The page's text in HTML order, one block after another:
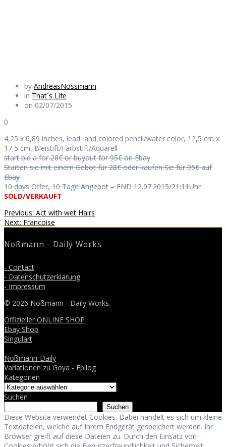
by AndreasNossmann
in That´s Life
on 02/07/2015
0
4,25 x 6,89 inches, lead and colored pencil/water color, 12,5 cm x
17,5 cm, Bleistift/Farbstift/Aquarell
start bid a for 28€ or buyout for 95€ on Ebay
Starten sie mit einem Gebot für 28€ oder kaufen Sie für 95€ auf
Ebay
10 days Offer, 10 Tage Angebot – END 12.07.2015/21:11Uhr
SOLD/VERKAUFT
Beitragsnavigation
Previous: Previous
post:
Act with wet Hairs
Next: Next
Francoise
Noßmann - Daily Works
- Contact
- Datenschutzerklärung
- Impressum
© 2026 Noßmann - Daily Works.
Offizieller ONLINE SHOP
Ebay Shop
Singulart
Noßmann-Daily
Variationen zu Goya - Epilog
Kategorien
Suchen
Suchen
Diese Website verwendet Cookies. Dabei handelt es sich um kleine
Textdateien, welche auf Ihrem Endgerät gespeichert werden. Ihr
Browser greift auf diese Dateien zu. Durch den Einsatz von